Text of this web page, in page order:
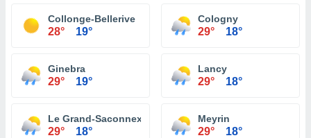
Collonge-Bellerive
28° 19°
Cologny
29° 18°
Ginebra
29° 19°
Lancy
29° 18°
Le Grand-Saconnex
29° 18°
Meyrin
29° 18°